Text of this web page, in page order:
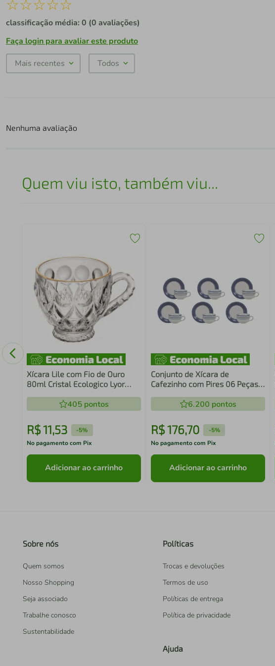
☆☆☆☆☆
classificação média: 0 (0 avaliações)
Faça login para avaliar este produto
Mais recentes Todos
Nenhuma avaliação
Quem viu isto, também viu...
Xícara Lile com Fio de Ouro
80ml Cristal Ecologico Lyor
405pontos
R$11,53 -5%
No pagamento com Pix
Adicionar ao carrinho
Conjunto de Xícara de
Cafezinho com Pires 06 Peças
6.200 pontos
R$176,70 -5%
No pagamento com Pix
Adicionar ao carrinho
Sobre nós
Quem somos
Nosso Shopping
Seja associado
Trabalhe conosco
Sustentabilidade
Políticas
Trocas e devoluções
Termos de uso
Políticas de entrega
Política de privacidade
Ajuda